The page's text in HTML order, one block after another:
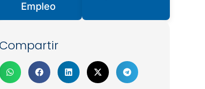
Empleo
Compartir